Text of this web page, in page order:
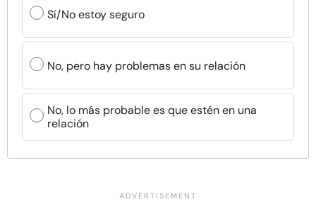
Sí/No estoy seguro
No, pero hay problemas en su relación
No, lo más probable es que estén en una
relación